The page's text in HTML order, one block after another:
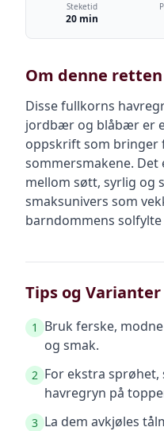
Steketid
20 min
Om denne retten
Disse fullkorns
jordbær og blåbær er
oppskrift som bringer
sommersmakene.
mellom søtt, syrlig og
smaksunivers som
barndommens
Tips og Varianter
1
Bruk ferske,
og smak.
2 For ekstra
havregryn på
3 La dem avkjøles